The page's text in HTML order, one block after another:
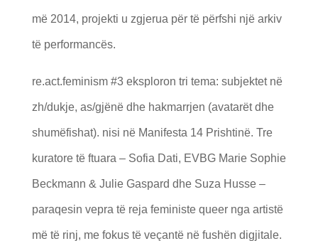
më 2014, projekti u zgjerua për të përfshi një arkiv
të performancës.
re.act.feminism #3 eksploron tri tema: subjektet në
zh/dukje, as/gjënë dhe hakmarrjen (avatarët dhe
shumëfishat). nisi në Manifesta 14 Prishtinë. Tre
kuratore të ftuara – Sofia Dati, EVBG Marie Sophie
Beckmann & Julie Gaspard dhe Suza Husse –
paraqesin vepra të reja feministe queer nga artistë
më të rinj, me fokus të veçantë në fushën digjitale.